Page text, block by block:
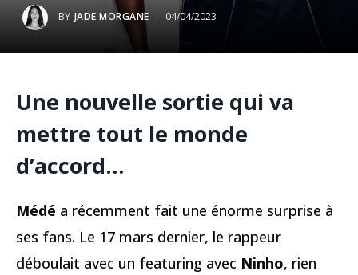
BY JADE MORGANE 04/04/2023
Une nouvelle sortie qui va
mettre tout le monde
d’accord…
Médé a récemment fait une énorme surprise à
ses fans. Le 17 mars dernier, le rappeur
déboulait avec un featuring avec Ninho, rien